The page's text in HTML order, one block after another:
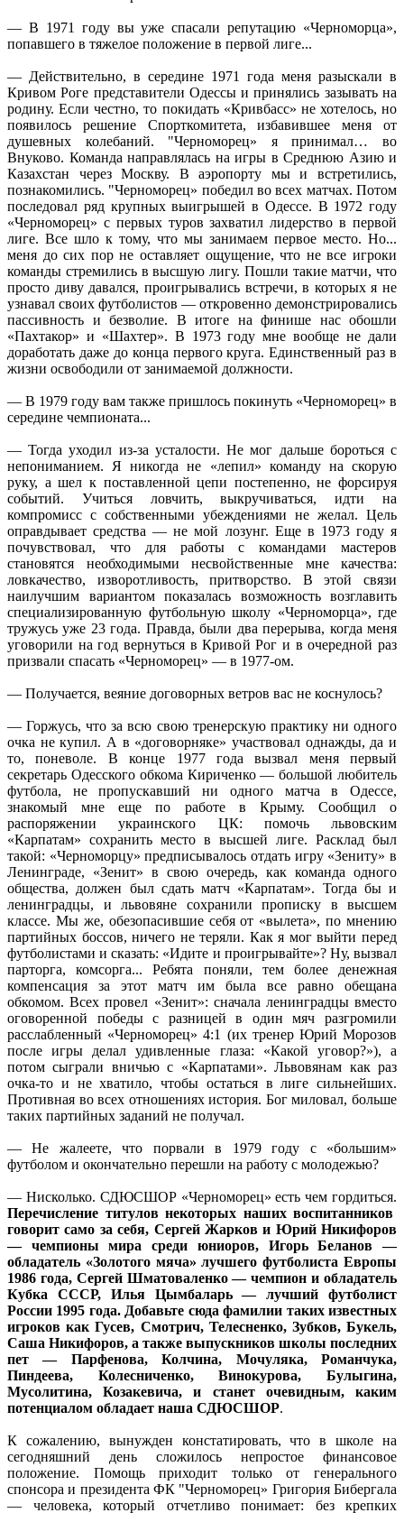
— В 1971 году вы уже спасали репутацию «Черноморца»,
попавшего в тяжелое положение в первой лиге...
— Действительно, в середине 1971 года меня разыскали в
Кривом Роге представители Одессы и принялись зазывать на
родину. Если честно, то покидать «Кривбасс» не хотелось, но
появилось решение Спорткомитета, избавившее меня от
душевных колебаний. "Черноморец» я принимал… во
Внуково. Команда направлялась на игры в Среднюю Азию и
Казахстан через Москву. В аэропорту мы и встретились,
познакомились. "Черноморец» победил во всех матчах. Потом
последовал ряд крупных выигрышей в Одессе. В 1972 году
«Черноморец» с первых туров захватил лидерство в первой
лиге. Все шло к тому, что мы занимаем первое место. Но...
меня до сих пор не оставляет ощущение, что не все игроки
команды стремились в высшую лигу. Пошли такие матчи, что
просто диву давался, проигрывались встречи, в которых я не
узнавал своих футболистов — откровенно демонстрировались
пассивность и безволие. В итоге на финише нас обошли
«Пахтакор» и «Шахтер». В 1973 году мне вообще не дали
доработать даже до конца первого круга. Единственный раз в
жизни освободили от занимаемой должности.
— В 1979 году вам также пришлось покинуть «Черноморец» в
середине чемпионата...
— Тогда уходил из-за усталости. Не мог дальше бороться с
непониманием. Я никогда не «лепил» команду на скорую
руку, а шел к поставленной цепи постепенно, не форсируя
событий. Учиться ловчить, выкручиваться, идти на
компромисс с собственными убеждениями не желал. Цель
оправдывает средства — не мой лозунг. Еще в 1973 году я
почувствовал, что для работы с командами мастеров
становятся необходимыми несвойственные мне качества:
ловкачество, изворотливость, притворство. В этой связи
наилучшим вариантом показалась возможность возглавить
специализированную футбольную школу «Черноморца», где
тружусь уже 23 года. Правда, были два перерыва, когда меня
уговорили на год вернуться в Кривой Рог и в очередной раз
призвали спасать «Черноморец» — в 1977-ом.
— Получается, веяние договорных ветров вас не коснулось?
— Горжусь, что за всю свою тренерскую практику ни одного
очка не купил. А в «договорняке» участвовал однажды, да и
то, поневоле. В конце 1977 года вызвал меня первый
секретарь Одесского обкома Кириченко — большой любитель
футбола, не пропускавший ни одного матча в Одессе,
знакомый мне еще по работе в Крыму. Сообщил о
распоряжении украинского ЦК: помочь львовским
«Карпатам» сохранить место в высшей лиге. Расклад был
такой: «Черноморцу» предписывалось отдать игру «Зениту» в
Ленинграде, «Зенит» в свою очередь, как команда одного
общества, должен был сдать матч «Карпатам». Тогда бы и
ленинградцы, и львовяне сохранили прописку в высшем
классе. Мы же, обезопасившие себя от «вылета», по мнению
партийных боссов, ничего не теряли. Как я мог выйти перед
футболистами и сказать: «Идите и проигрывайте»? Ну, вызвал
парторга, комсорга... Ребята поняли, тем более денежная
компенсация за этот матч им была все равно обещана
обкомом. Всех провел «Зенит»: сначала ленинградцы вместо
оговоренной победы с разницей в один мяч разгромили
расслабленный «Черноморец» 4:1 (их тренер Юрий Морозов
после игры делал удивленные глаза: «Какой уговор?»), а
потом сыграли вничью с «Карпатами». Львовянам как раз
очка-то и не хватило, чтобы остаться в лиге сильнейших.
Противная во всех отношениях история. Бог миловал, больше
таких партийных заданий не получал.
— Не жалеете, что порвали в 1979 году с «большим»
футболом и окончательно перешли на работу с молодежью?
— Нисколько. СДЮСШОР «Черноморец» есть чем гордиться.
Перечисление титулов некоторых наших воспитанников
говорит само за себя, Сергей Жарков и Юрий Никифоров
— чемпионы мира среди юниоров, Игорь Беланов —
обладатель «Золотого мяча» лучшего футболиста Европы
1986 года, Сергей Шматоваленко — чемпион и обладатель
Кубка СССР, Илья Цымбаларь — лучший футболист
России 1995 года. Добавьте сюда фамилии таких известных
игроков как Гусев, Смотрич, Телесненко, Зубков, Букель,
Саша Никифоров, а также выпускников школы последних
пет — Парфенова, Колчина, Мочуляка, Романчука,
Пиндеева, Колесниченко, Винокурова, Булыгина,
Мусолитина, Козакевича, и станет очевидным, каким
потенциалом обладает наша СДЮСШОР.
К сожалению, вынужден констатировать, что в школе на
сегодняшний день сложилось непростое финансовое
положение. Помощь приходит только от генерального
спонсора и президента ФК "Черноморец» Григория Бибергала
— человека, который отчетливо понимает: без крепких